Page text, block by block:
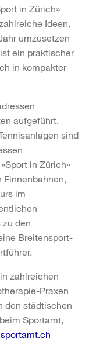
in Zürich»
Ideen,
umzusetzen
ein praktischer
in kompakter
aufgeführt.
sind
in Zürich»
im
den
Breitensport-
zahlreichen
Praxen
den städtischen
Sportamt,